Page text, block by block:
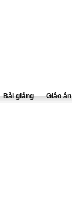
Bài giảng Giáo án